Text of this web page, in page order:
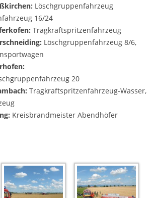
Löschgruppenfahrzeug
16/24
Tragkraftspritzenfahrzeug
Löschgruppenfahrzeug 8/6,
20
Tragkraftspritzenfahrzeug-Wasser,
Kreisbrandmeister Abendhöfer